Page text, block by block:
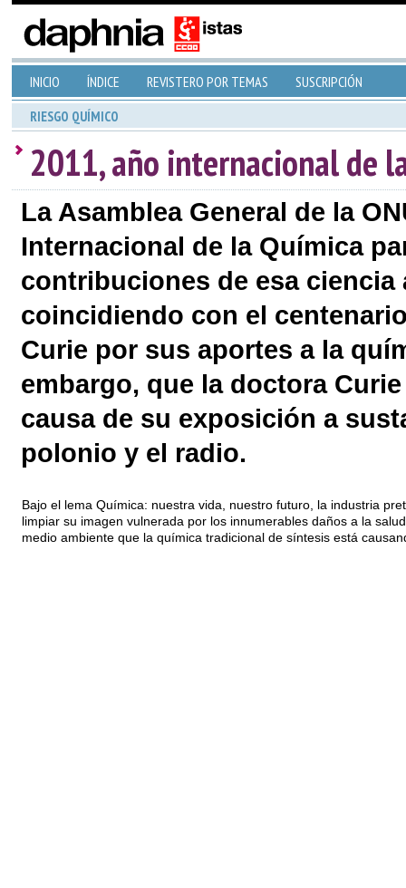
INICIO ÍNDICE REVISTERO POR TEMAS SUSCRIPCIÓN
RIESGO QUÍMICO
2011, año internacional de
La Asamblea General de la
Internacional de la Química
contribuciones de esa
coincidiendo con el
Curie por sus aportes a la
embargo, que la doctora
causa de su exposición a
polonio y el radio.
Bajo el lema Química: nuestra vida, nuestro futuro, la industria
limpiar su imagen vulnerada por los innumerables daños a la
medio ambiente que la química tradicional de síntesis está